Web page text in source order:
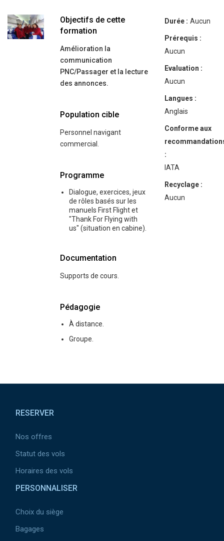
Objectifs de cette
formation
Amélioration la
communication
PNC/Passager et la lecture
des annonces.
Population cible
Personnel navigant
commercial.
Programme
Dialogue, exercices, jeux
de rôles basés sur les
manuels First Flight et
"Thank For Flying with
us" (situation en cabine).
Documentation
Supports de cours.
Pédagogie
À distance.
Groupe.
Durée : Aucun
Prérequis :
Aucun
Evaluation :
Aucun
Langues :
Anglais
Conforme aux
:
IATA
Recyclage :
Aucun
RESERVER
Nos offres
Statut des vols
Horaires des vols
PERSONNALISER
Choix du siège
Bagages